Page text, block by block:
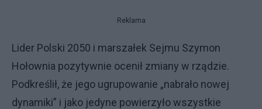
Reklama
Lider Polski 2050 i marszałek Sejmu Szymon
Hołownia pozytywnie ocenił zmiany w rządzie.
Podkreślił, że jego ugrupowanie „nabrało nowej
dynamiki” i jako jedyne powierzyło wszystkie